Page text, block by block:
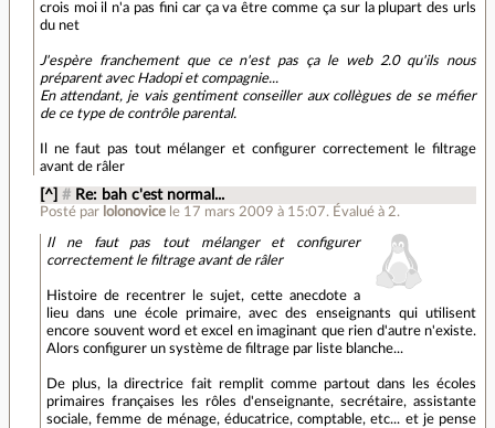
crois moi il n'a pas fini car ça va être comme ça sur la plupart des urls
du net
J'espère franchement que ce n'est pas ça le web 2.0 qu'ils nous
préparent avec Hadopi et compagnie...
En attendant, je vais gentiment conseiller aux collègues de se méfier
de ce type de contrôle parental.
Il ne faut pas tout mélanger et configurer correctement le filtrage
avant de râler
[^] # Re: bah c'est normal...
Posté par lolonovice le 17 mars 2009 à 15:07. Évalué à 2.
Il ne faut pas tout mélanger et configurer
correctement le filtrage avant de râler
Histoire de recentrer le sujet, cette anecdote a
lieu dans une école primaire, avec des enseignants qui utilisent
encore souvent word et excel en imaginant que rien d'autre n'existe.
Alors configurer un système de filtrage par liste blanche...
De plus, la directrice fait remplit comme partout dans les écoles
primaires françaises les rôles d'enseignante, secrétaire, assistante
sociale, femme de ménage, éducatrice, comptable, etc... et je pense